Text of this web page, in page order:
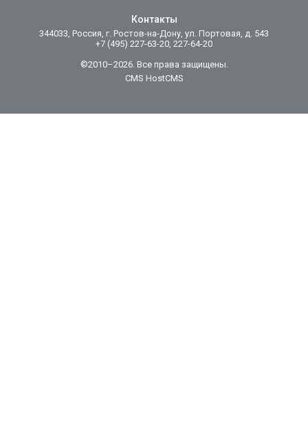
Контакты
344033, Россия, г. Ростов-на-Дону, ул. Портовая, д. 543
+7 (495) 227-63-20, 227-64-20
©2010–2026. Все права защищены.
CMS HostCMS